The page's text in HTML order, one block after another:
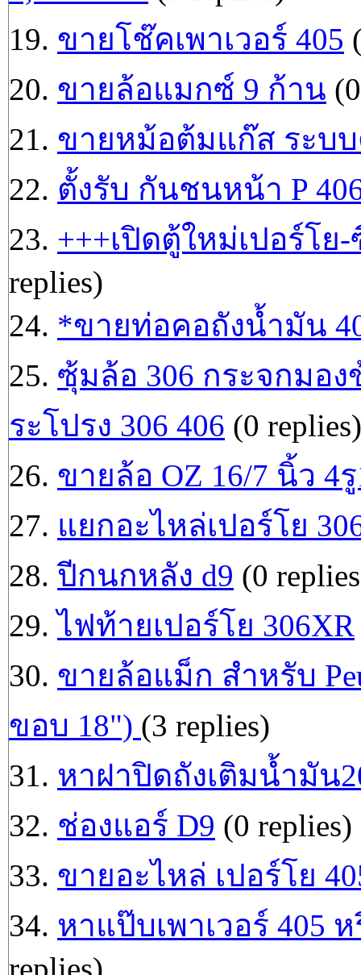
19. ขายโช๊คเพาเวอร์ 405
20. ขายล้อแมกซ์ 9 ก้าน
21. ขายหม้อต้มแก๊ส ระบ
22. ตั้งรับ กันชนหน้า P
23. +++เปิดตู้ใหม่เปอร์โย
replies)
24. *ขายท่อคอถังน้ำมัน
25. ซุ้มล้อ 306 กระจกมอง
ระโปรง 306 406 (0 replies)
26. ขายล้อ OZ 16/7 นิ้ว 4
27. แยกอะไหล่เปอร์โย
28.ปีกนกหลัง d9 (0
29.ไฟท้ายเปอร์โย 306XR
30. ขายล้อแม็ก สำหรับ
ขอบ 18") (3 replies)
31. หาฝาปิดถังเติมน้ำมัน
32. ช่องแอร์ D9 (0 replies)
33. ขายอะไหล่ เปอร์โย
34. หาแป๊บเพาเวอร์ 405